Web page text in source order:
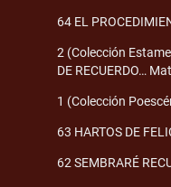
64 EL
2 (Colección
DE RECUERDO…
1 (Colección
63 HARTOS DE
62 SEMBRARÉ